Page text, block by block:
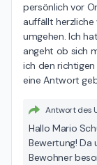
persönlich vor
auffällt
umgehen. Ich
angeht ob sich
ich den
eine Antwort
Antwort des
Hallo Mario
Bewertung! Da
Bewohner